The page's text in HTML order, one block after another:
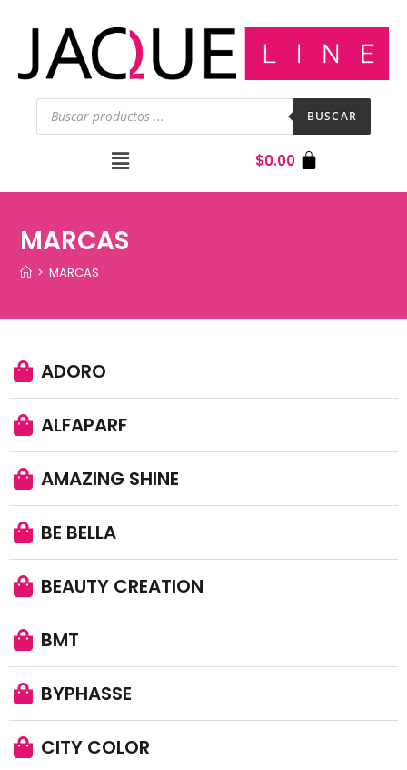
BUSCAR
$0.00
MARCAS
> MARCAS
ADORO
ALFAPARF
AMAZING SHINE
BE BELLA
BEAUTY CREATION
BMT
BYPHASSE
CITY COLOR